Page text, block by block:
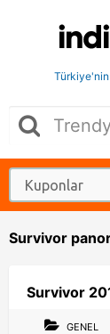
Survivor
Survivor
GENEL